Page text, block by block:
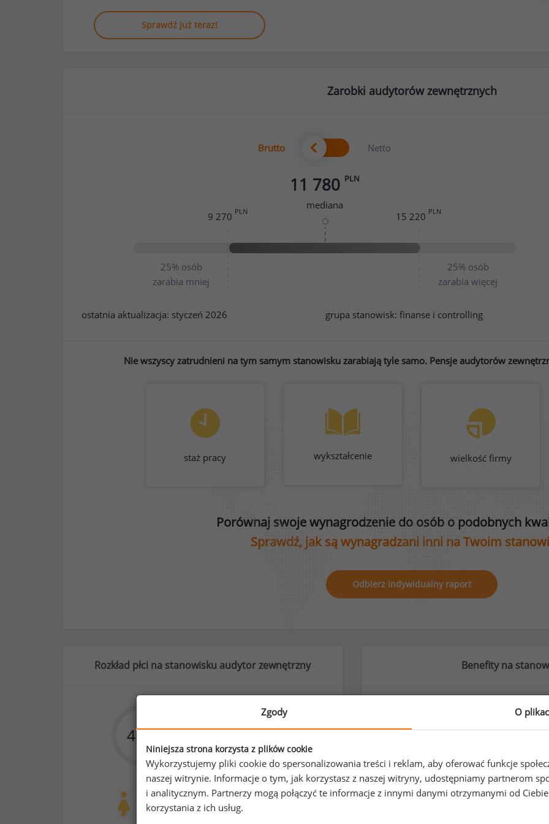
Sprawdź już teraz!
Zarobki audytorów zewnętrznych
Brutto Netto
11 780 PLN
mediana
25% osób
zarabia mniej
25% osób
zarabia więcej
9 270 PLN 15 220 PLN
ostatnia aktualizacja: styczeń 2026 grupa stanowisk: finanse i controlling
Nie wszyscy zatrudnieni na tym samym stanowisku zarabiają tyle samo. Pensje audytorów
staż pracy wykształcenie wielkość firmy
Porównaj swoje wynagrodzenie do osób o podobnych
Sprawdź, jak są wynagradzani inni na Twoim
Odbierz indywidualny raport
Rozkład płci na stanowisku audytor zewnętrzny
45%
Kobiety
54
55%
Mężczyźni
Benefity na
70%
prywatna opieka medyczna dla pracownika karnety na
Zgody O
Niniejsza strona korzysta z plików cookie
Wykorzystujemy pliki cookie do spersonalizowania treści i reklam, aby oferować funkcje
naszej witrynie. Informacje o tym, jak korzystasz z naszej witryny, udostępniamy partnerom
i analitycznym. Partnerzy mogą połączyć te informacje z innymi danymi otrzymanymi od
korzystania z ich usług.